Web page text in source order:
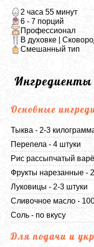
2 часа 55 минут
6 - 7 порций
Профессионал
В духовке |
Смешанный тип
Ингредиенты
Основные
Тыква - 2-3
Перепела - 4 штуки
Рис рассыпчатый
Фрукты нарезанные -
Луковицы - 2-3 штуки
Сливочное масло -
Соль - по вкусу
Для подачи и